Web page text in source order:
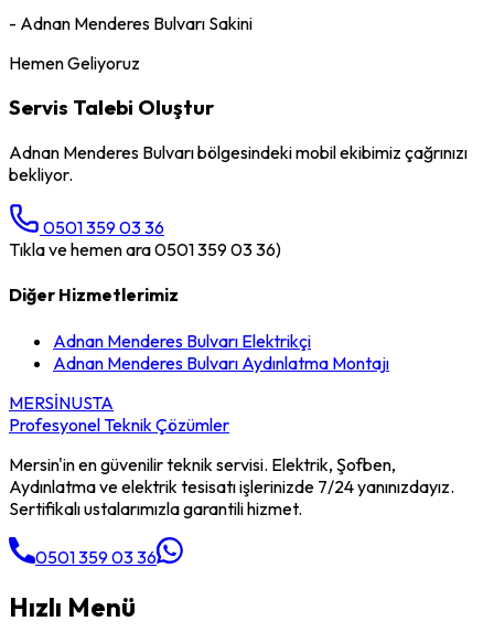
- Adnan Menderes Bulvarı Sakini
Hemen Geliyoruz
Servis Talebi Oluştur
Adnan Menderes Bulvarıbölgesindeki mobil ekibimiz çağrınızı
bekliyor.
0501 359 03 36
Tıkla ve hemen ara 0501 359 03 36)
Diğer Hizmetlerimiz
Adnan Menderes Bulvarı Elektrikçi
Adnan Menderes Bulvarı Aydınlatma Montajı
MERSİNUSTA
Profesyonel Teknik Çözümler
Mersin'in en güvenilir teknik servisi. Elektrik, Şofben,
Aydınlatma ve elektrik tesisatı işlerinizde 7/24 yanınızdayız.
Sertifikalı ustalarımızla garantili hizmet.
0501 359 03 36
Hızlı Menü